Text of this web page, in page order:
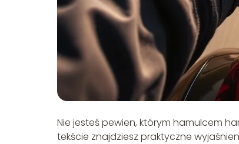
Nie jesteś pewien, którym hamulcem
tekście znajdziesz praktyczne